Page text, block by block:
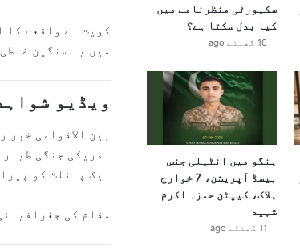
کویت نے واقعے کا
میں یہ سنگین
ویڈیو
بین الاقوامی خبر
امریکی جنگی
ایک پائلٹ کو
مقام کی
سکیورٹی منظرنامے میں
کیا بدل سکتا ہے؟
10 گھنٹے ago
ہنگو میں انٹیلی جنس
بیسڈ آپریشن، 7 خوارج
ہلاک، کیپٹن حمزہ اکرم
شہید
11 گھنٹے ago